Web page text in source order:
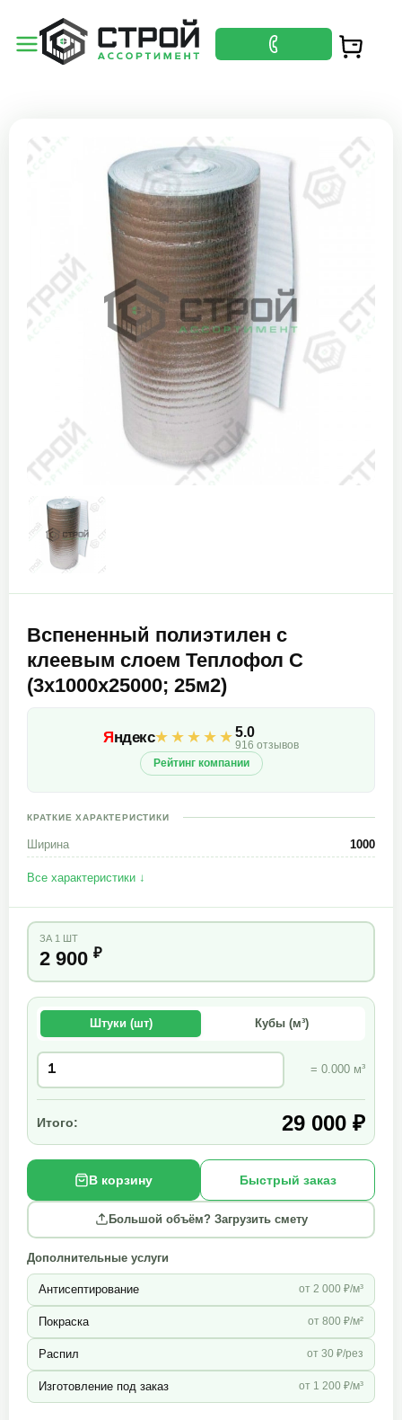
Вспененный полиэтилен с
клеевым слоем Теплофол С
(3х1000х25000; 25м2)
Яндекс★★★★★5.0
916 отзывов
Рейтинг компании
КРАТКИЕ ХАРАКТЕРИСТИКИ
Ширина 1000
Все характеристики ↓
ЗА 1 ШТ
2 900 ₽
Штуки (шт) Кубы (м³)
= 0.000 м³
Итого: 29 000 ₽
В корзину Быстрый заказ
Большой объём? Загрузить смету
Дополнительные услуги
Антисептирование от 2 000 ₽/м³
Покраска от 800 ₽/м²
Распил от 30 ₽/рез
Изготовление под заказ от 1 200 ₽/м³